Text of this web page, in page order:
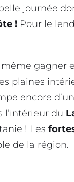
journée
! Pour le
gagner
plaines
encore
l’intérieur du
! Les
de la région.